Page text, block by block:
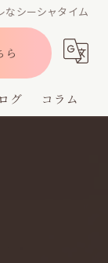
なシーシャタイム
ら
グ コラム